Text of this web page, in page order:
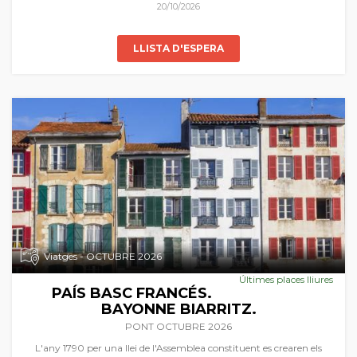
Acompanya'ns a gaudir dels paisatges autumnals d'aquest racó del
20/10/2026
LLISTA D'ESPERA
Viatges - OCTUBRE 2026
Últimes places lliures
PAÍS BASC FRANCÉS.
BAYONNE BIARRITZ.
PONT OCTUBRE 2026
L'any 1790 per una llei de l'Assemblea constituent es crearen els